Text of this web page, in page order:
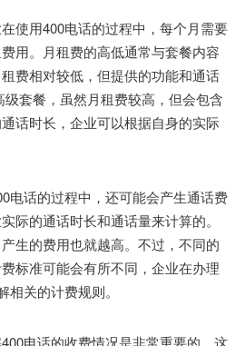
用400电话的过程中，每个月需要
用。月租费的高低通常与套餐内容
费相对较低，但提供的功能和通话
套餐，虽然月租费较高，但会包含
话时长，企业可以根据自身的实际
话的过程中，还可能会产生通话费
际的通话时长和通话量来计算的。
生的费用也就越高。不过，不同的
标准可能会有所不同，企业在办理
关的计费规则。
电话的收费情况是非常重要的。这